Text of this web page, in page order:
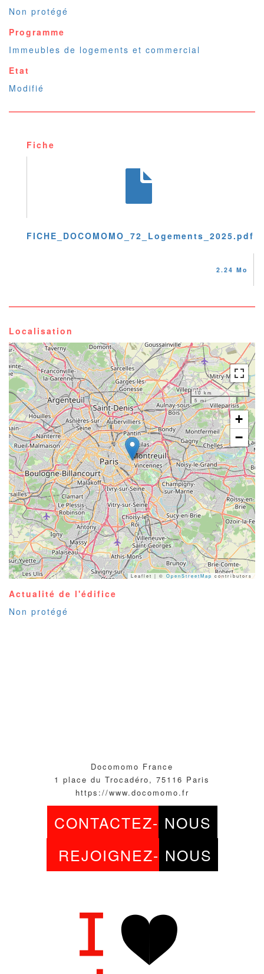
Non protégé
Programme
Immeubles de logements et commercial
Etat
Modifié
Fiche
FICHE_DOCOMOMO_72_Logements_2025.pdf
2.24 Mo
Localisation
10 km
5 mi
+
−
Leaflet | © OpenStreetMap contributors
Actualité de l'édifice
Non protégé
Docomomo France
1 place du Trocadéro, 75116 Paris
https://www.docomomo.fr
CONTACTEZ- NOUS
REJOIGNEZ- NOUS